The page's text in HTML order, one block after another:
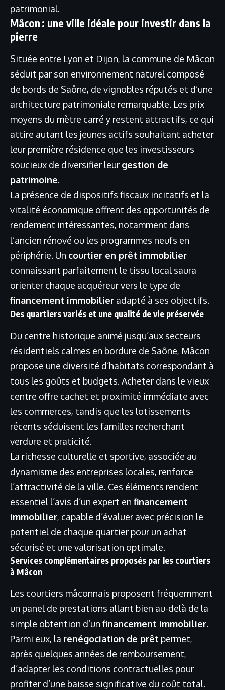
patrimonial.
Mâcon : une ville idéale pour investir dans la
pierre
Située entre Lyon et Dijon, la commune de Mâcon
séduit par son environnement naturel composé
de bords de Saône, de vignobles réputés et d’une
architecture patrimoniale remarquable. Les prix
moyens du mètre carré y restent attractifs, ce qui
attire autant les jeunes actifs souhaitant acheter
leur première résidence que les investisseurs
soucieux de diversifier leur gestion de
patrimoine.
La présence de dispositifs fiscaux incitatifs et la
vitalité économique offrent des opportunités de
rendement intéressantes, notamment dans
l’ancien rénové ou les programmes neufs en
périphérie. Un courtier en prêt immobilier
connaissant parfaitement le tissu local saura
orienter chaque acquéreur vers le type de
financement immobilier adapté à ses objectifs.
Des quartiers variés et une qualité de vie préservée
Du centre historique animé jusqu’aux secteurs
résidentiels calmes en bordure de Saône, Mâcon
propose une diversité d’habitats correspondant à
tous les goûts et budgets. Acheter dans le vieux
centre offre cachet et proximité immédiate avec
les commerces, tandis que les lotissements
récents séduisent les familles recherchant
verdure et praticité.
La richesse culturelle et sportive, associée au
dynamisme des entreprises locales, renforce
l’attractivité de la ville. Ces éléments rendent
essentiel l’avis d’un expert en financement
immobilier, capable d’évaluer avec précision le
potentiel de chaque quartier pour un achat
sécurisé et une valorisation optimale.
Services complémentaires proposés par les courtiers
à Mâcon
Les courtiers mâconnais proposent fréquemment
un panel de prestations allant bien au-delà de la
simple obtention d’un financement immobilier.
Parmi eux, la renégociation de prêt permet,
après quelques années de remboursement,
d’adapter les conditions contractuelles pour
profiter d’une baisse significative du coût total.